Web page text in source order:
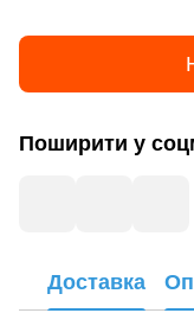
Поширити у
Доставка